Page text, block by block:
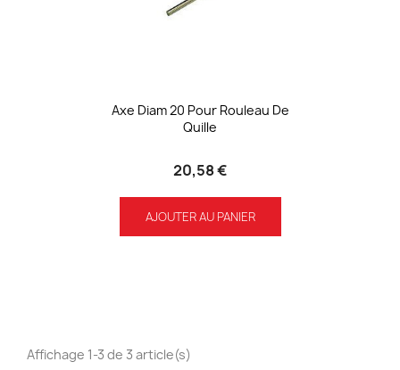
Axe Diam 20 Pour Rouleau De
Quille
20,58 €
AJOUTER AU PANIER
Affichage 1-3 de 3 article(s)